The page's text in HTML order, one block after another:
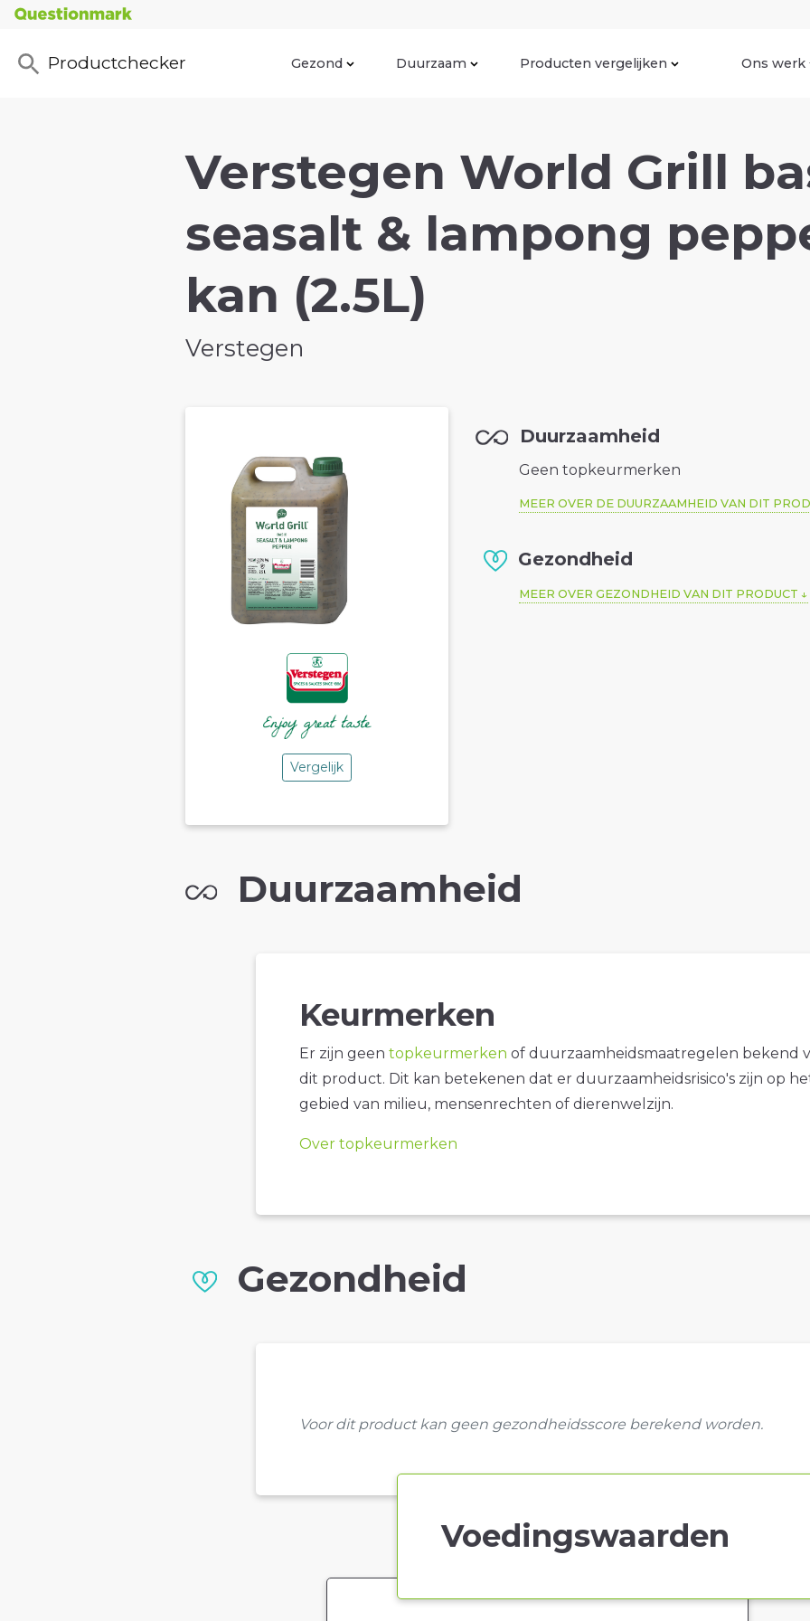
Productchecker Gezond Duurzaam Producten vergelijken Ons werk
Verstegen World Grill
seasalt & lampong
kan (2.5L)
Verstegen
Vergelijk
Duurzaamheid
Geen topkeurmerken
MEER OVER DE DUURZAAMHEID VAN DIT
Gezondheid
MEER OVER GEZONDHEID VAN DIT PRODUCT
Duurzaamheid
Keurmerken
Er zijn geen topkeurmerken of duurzaamheidsmaatregelen bekend
dit product. Dit kan betekenen dat er duurzaamheidsrisico's zijn op
gebied van milieu, mensenrechten of dierenwelzijn.
Over topkeurmerken
Gezondheid
Voor dit product kan geen gezondheidsscore berekend worden.
Voedingswaarden